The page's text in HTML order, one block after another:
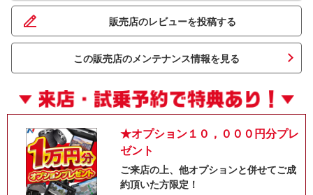
販売店のレビューを投稿する
この販売店のメンテナンス情報を見る
★オプション１０，０００円分プレ
ゼント
ご来店の上、他オプションと併せてご成
約頂いた方限定！